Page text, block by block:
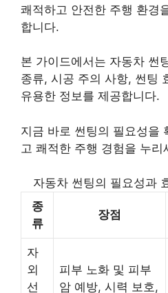
쾌적하고 안전한 주행 환경
합니다.
본 가이드에서는 자동차 썬
종류, 시공 주의 사항, 썬팅
유용한 정보를 제공합니다.
지금 바로 썬팅의 필요성을
고 쾌적한 주행 경험을 누리
자동차 썬팅의 필요성과
종
류
장점
자
외
선
피부 노화 및 피부
암 예방, 시력 보호,